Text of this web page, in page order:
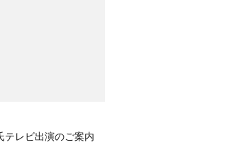
テレビ出演のご案内